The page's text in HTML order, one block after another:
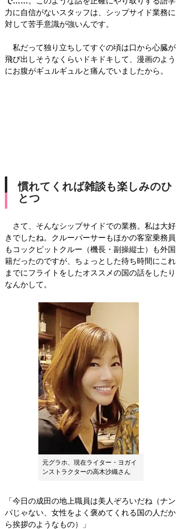
力に自信がないスタッフは、シップサイド業務に
対して苦手意識が強いんです。
私だって独り立ちしてすぐの頃は口から心臓が
飛び出しそうなくらいドキドキして、漫画のよう
にお腹がギュルギュルと痛んでいましたから。
慣れてくれば雑談も楽しみのひ
とつ
さて、そんなシップサイドでの業務。私は大好
きでしたね。クルーパーサーもほかの客室乗務員
もコックピットクルー（機長・副操縦士）も外国
籍だったのですが、ちょっとした待ち時間にこれ
までにフライトをしたオススメの国の話をしたり
なんかして。
元グラホ、現在ライター・ヨガイ
ンストラクターの高木沙織さん
「今日の成田の地上職員は美人ぞろいだね（ナン
パじゃない、女性をよく褒めてくれる国の人だか
ら挨拶のようなもの）」